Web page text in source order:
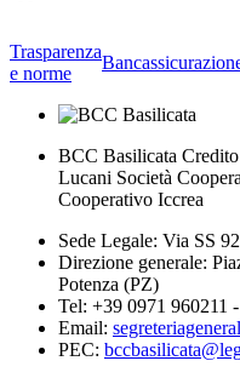
Trasparenza
e norme
BCC Basilicata
Lucani Società
Cooperativo Iccrea
Sede Legale: Via SS
Direzione generale:
Potenza (PZ)
Tel: +39 0971 960211
Email:
PEC: